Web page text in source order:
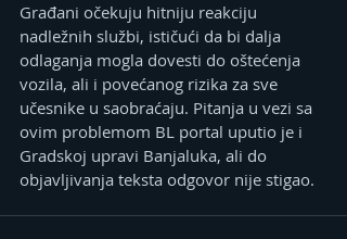
Građani očekuju hitniju reakciju
nadležnih službi, ističući da bi dalja
odlaganja mogla dovesti do oštećenja
vozila, ali i povećanog rizika za sve
učesnike u saobraćaju. Pitanja u vezi sa
ovim problemom BL portal uputio je i
Gradskoj upravi Banjaluka, ali do
objavljivanja teksta odgovor nije stigao.